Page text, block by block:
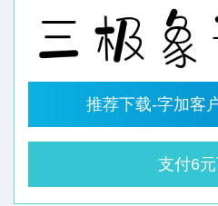
推荐下载-字加客
支付6